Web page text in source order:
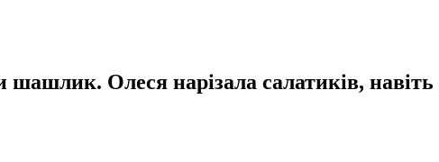
Олеся нарізала салатиків, навіть